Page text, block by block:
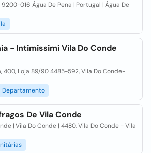
9200-016 Água De Pena | Portugal | Água De
- Intimissimi Vila Do Conde
400, Loja 89/90 4485-592, Vila Do Conde-
Departamento
De Vila Conde
| Vila Do Conde | 4480, Vila Do Conde - Vila